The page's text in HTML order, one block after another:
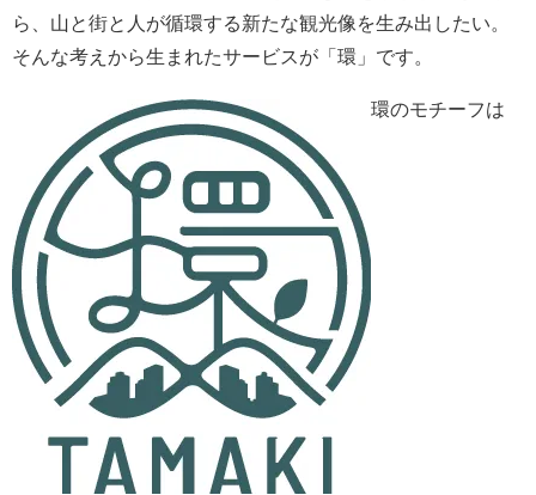
ら、山と街と人が循環する新たな観光像を生み出したい。
そんな考えから生まれたサービスが「環」です。
環のモチーフは